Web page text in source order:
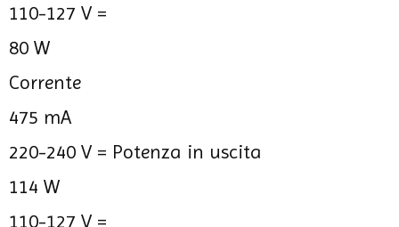
110-127 V =
80 W
Corrente
475 mA
220-240 V = Potenza in uscita
114 W
110-127 V =